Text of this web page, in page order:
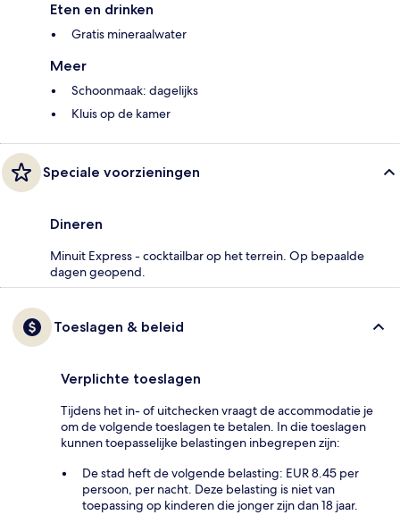
Eten en drinken
Gratis mineraalwater
Meer
Schoonmaak: dagelijks
Kluis op de kamer
Speciale voorzieningen
Dineren
Minuit Express - cocktailbar op het terrein. Op bepaalde
dagen geopend.
Toeslagen & beleid
Verplichte toeslagen
Tijdens het in- of uitchecken vraagt de accommodatie je
om de volgende toeslagen te betalen. In die toeslagen
kunnen toepasselijke belastingen inbegrepen zijn:
De stad heft de volgende belasting: EUR 8.45 per
persoon, per nacht. Deze belasting is niet van
toepassing op kinderen die jonger zijn dan 18 jaar.